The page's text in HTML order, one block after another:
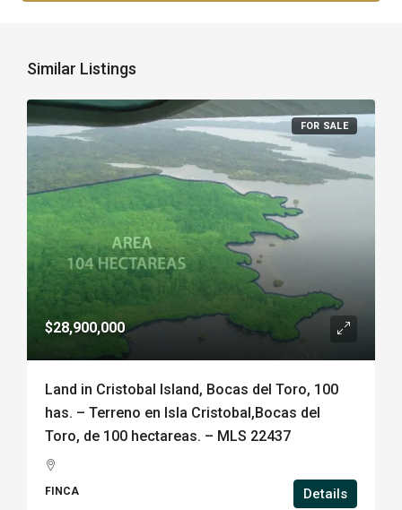
Similar Listings
FOR SALE
$28,900,000
Land in Cristobal Island, Bocas del Toro, 100
has. – Terreno en Isla Cristobal,Bocas del
Toro, de 100 hectareas. – MLS 22437
FINCA Details